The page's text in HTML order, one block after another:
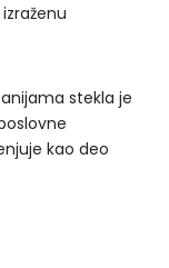
stekla je
kao deo